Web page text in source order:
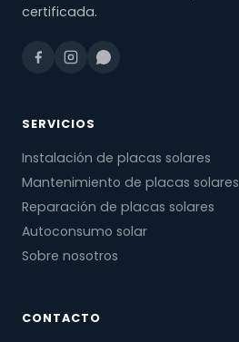
certificada.
SERVICIOS
Instalación de placas solares
Mantenimiento de placas solares
Reparación de placas solares
Autoconsumo solar
Sobre nosotros
CONTACTO